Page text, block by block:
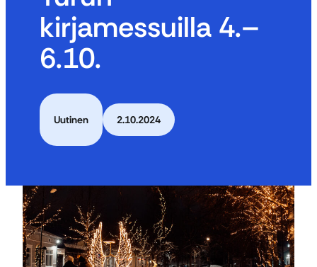
kirjamessuilla 4.–
6.10.
Uutinen 2.10.2024